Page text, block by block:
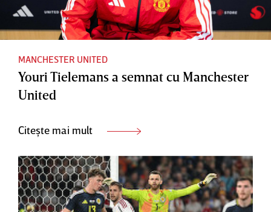
MANCHESTER UNITED
Youri Tielemans a semnat cu Manchester
United
Citește mai mult